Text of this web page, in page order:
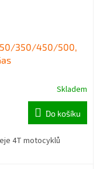
350/450/500,
Skladem
Do košíku
4T motocyklů